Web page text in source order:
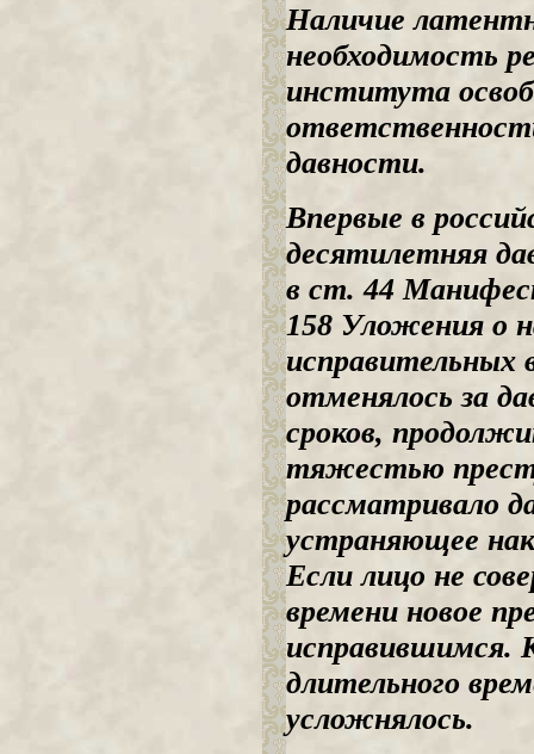
Наличие
необходимость
института
давности.
Впервые в
десятилетняя
в ст. 44
158 Уложения о
исправительных
отменялось за
сроков,
тяжестью
рассматривало
устраняющее
Если лицо не
времени новое
длительного
усложнялось.